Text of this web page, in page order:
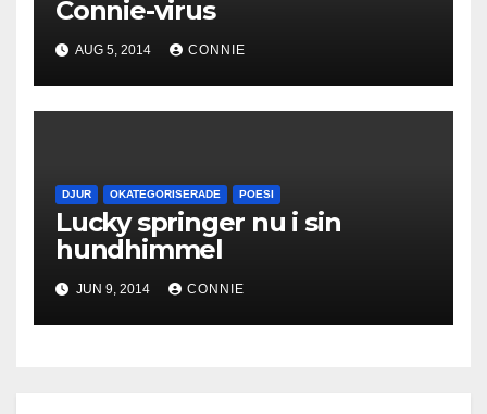
Connie-virus
AUG 5, 2014 CONNIE
DJUR OKATEGORISERADE POESI
Lucky springer nu i sin
hundhimmel
JUN 9, 2014 CONNIE